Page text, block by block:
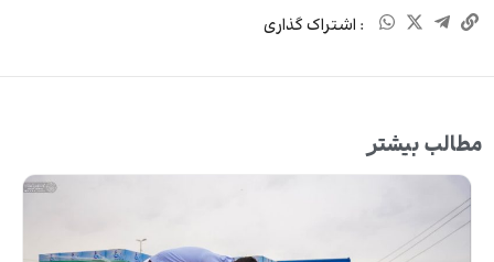
: اشتراک گذاری
مطالب بیشتر